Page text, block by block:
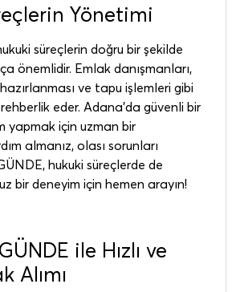
Yönetimi
süreçlerin doğru bir şekilde
önemlidir. Emlak danışmanları,
ve tapu işlemleri gibi
eder. Adana'da güvenli bir
yapmak için uzman bir
almanız, olası sorunları
hukuki süreçlerde de
bir deneyim için hemen arayın!
ile Hızlı ve
Alımı